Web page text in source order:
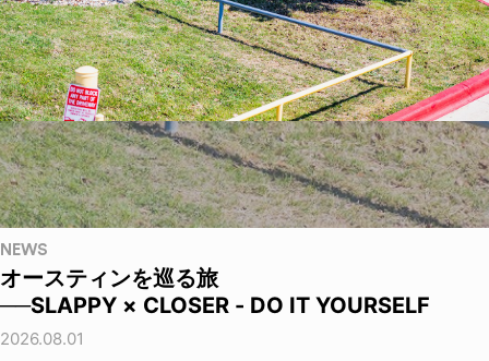
NEWS
オースティンを巡る旅
──SLAPPY × CLOSER - DO IT YOURSELF
2026.08.01